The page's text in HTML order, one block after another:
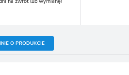
na zwrot lub wymianę!
O PRODUKCIE